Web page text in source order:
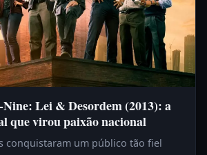
Lei & Desordem (2013): a
que virou paixão nacional
conquistaram um público tão fiel